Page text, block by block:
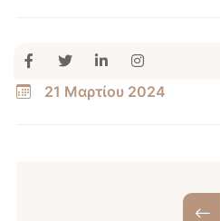
21 Μαρτίου 2024